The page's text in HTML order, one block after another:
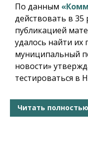
По данным
действовать в 35
публикацией
удалось найти их
муниципальный
новости»
тестироваться в
Читать полностью